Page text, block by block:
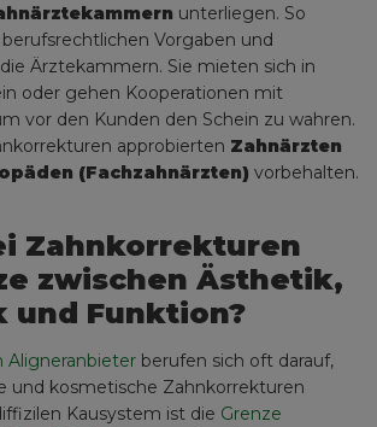
unterliegen. So
Vorgaben und
Ärztekammern. Sie mieten sich in
oder gehen Kooperationen mit
vor den Kunden den Schein zu wahren.
approbierten Zahnärzten
(Fachzahnärzten) vorbehalten.
Zahnkorrekturen
zwischen Ästhetik,
und Funktion?
Aligneranbieter berufen sich oft darauf,
und kosmetische Zahnkorrekturen
Kausystem ist die Grenze